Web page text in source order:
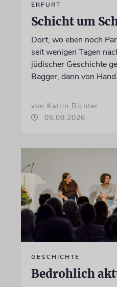
ERFURT
Schicht um
Dort, wo eben noch
seit wenigen Tagen
jüdischer Geschichte
Bagger, dann von Hand
von Katrin Richter
05.08.2026
GESCHICHTE
Bedrohlich